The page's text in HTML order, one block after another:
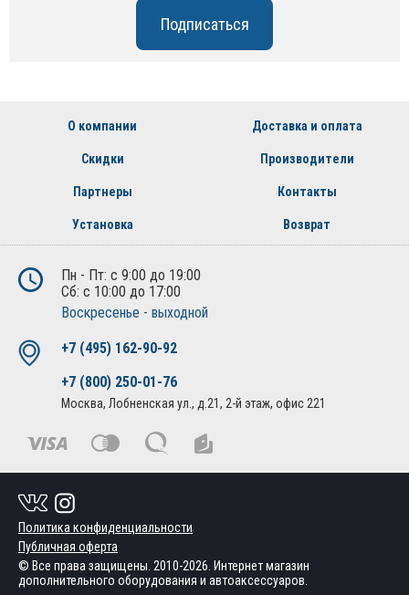
О компании Доставка и оплата
Скидки Производители
Партнеры Контакты
Установка Возврат
Пн - Пт: с 9:00 до 19:00
Сб: с 10:00 до 17:00
Воскресенье - выходной
+7 (495) 162-90-92
+7 (800) 250-01-76
Москва, Лобненская ул., д.21, 2-й этаж, офис 221
Политика конфиденциальности
Публичная оферта
© Все права защищены. 2010-2026. Интернет магазин
дополнительного оборудования и автоаксессуаров.